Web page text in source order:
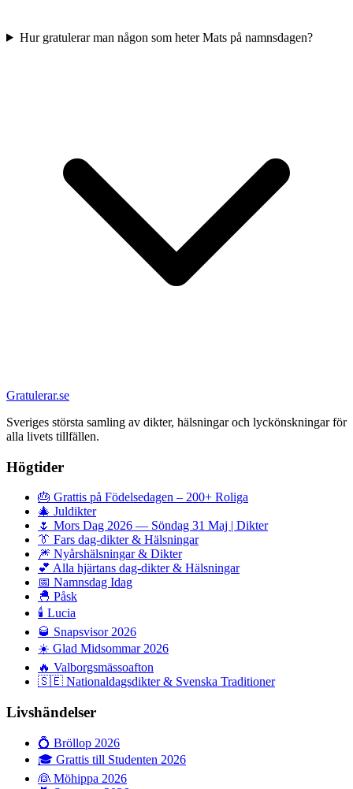
Hur gratulerar man någon som heter Mats på namnsdagen?
Gratulerar.se
Sveriges största samling av dikter, hälsningar och lyckönskningar för
alla livets tillfällen.
Högtider
🎂 Grattis på Födelsedagen – 200+ Roliga
🎄 Juldikter
🌷 Mors Dag 2026 — Söndag 31 Maj | Dikter
👔 Fars dag-dikter & Hälsningar
🎆 Nyårshälsningar & Dikter
💕 Alla hjärtans dag-dikter & Hälsningar
📅 Namnsdag Idag
🐣 Påsk
🕯️ Lucia
🥃 Snapsvisor 2026
☀️ Glad Midsommar 2026
🔥 Valborgsmässoafton
🇸🇪 Nationaldagsdikter & Svenska Traditioner
Livshändelser
💍 Bröllop 2026
🎓 Grattis till Studenten 2026
👰 Möhippa 2026